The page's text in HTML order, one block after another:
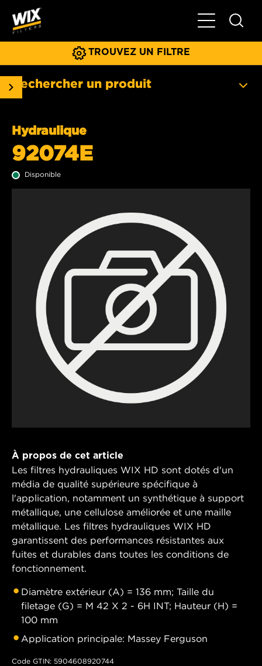
Basculer la
TROUVEZ UN FILTRE
Rechercher un produit
Hydraulique
92074E
Disponible
À propos de cet article
Les filtres hydrauliques WIX HD sont dotés d'un
média de qualité supérieure spécifique à
l'application, notamment un synthétique à support
métallique, une cellulose améliorée et une maille
métallique. Les filtres hydrauliques WIX HD
garantissent des performances résistantes aux
fuites et durables dans toutes les conditions de
fonctionnement.
Diamètre extérieur (A) = 136 mm; Taille du
filetage (G) = M 42 X 2 - 6H INT; Hauteur (H) =
100 mm
Application principale: Massey Ferguson
Code GTIN: 5904608920744